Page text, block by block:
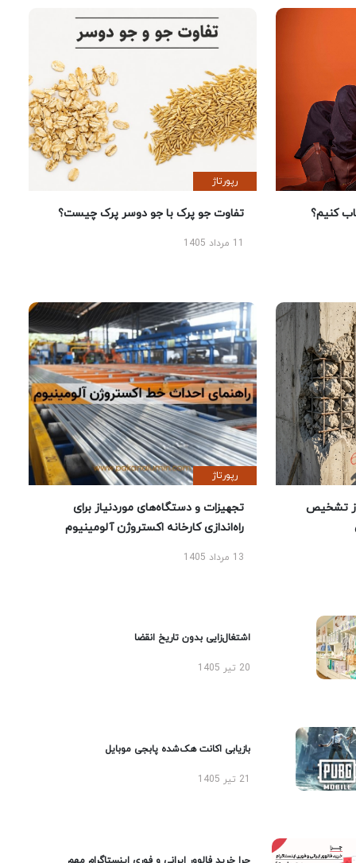
کنیم؟
رپورتاژ
تفاوت جو پرک با جو دوسر پرک چیست؟
تشخیص
رپورتاژ
تجهیزات و دستگاه‌های موردنیاز برای
راه‌اندازی کارخانه اکستروژن آلومینیوم
13 مرداد 1405
اشتغال‌زایی بدون تاریخ انقضا
20 تیر 1405
بازیابی اکانت هک‌شده پابجی موبایل